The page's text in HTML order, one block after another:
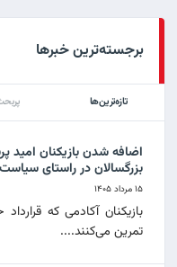
برجسته‌ترین خبرها
تازه‌ترین‌ها
اضافه شدن بازیکنان امید
بزرگسالان در راستای
۱۵ مرداد ۱۴۰۵
بازیکنان آکادمی که
تمرین می‌کنند....